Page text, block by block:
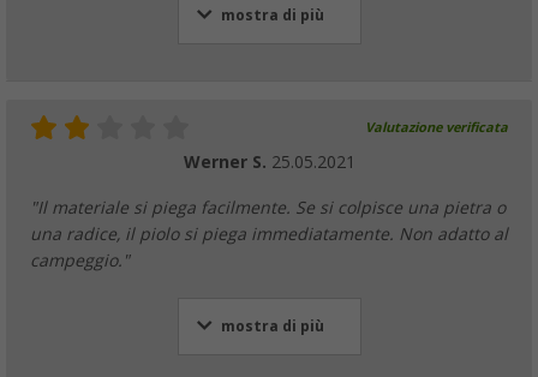
mostra di più
Valutazione verificata
Werner S. 25.05.2021
"Il materiale si piega facilmente. Se si colpisce una pietra o
una radice, il piolo si piega immediatamente. Non adatto al
campeggio."
mostra di più